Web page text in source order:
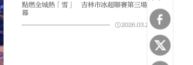
點燃全城熱「雪」 吉林市冰超聯賽第三場激戰落
幕
2026.03.22 13:22